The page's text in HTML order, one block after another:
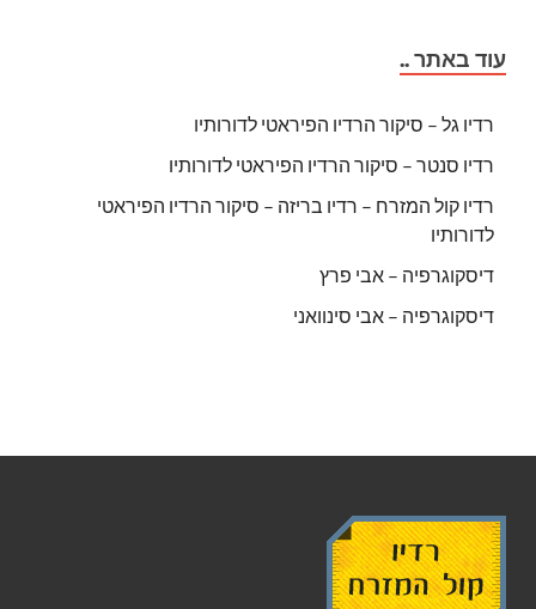
עוד באתר ..
רדיו גל – סיקור הרדיו הפיראטי לדורותיו
רדיו סנטר – סיקור הרדיו הפיראטי לדורותיו
רדיו קול המזרח – רדיו בריזה – סיקור הרדיו הפיראטי
לדורותיו
דיסקוגרפיה – אבי פרץ
דיסקוגרפיה – אבי סינוואני